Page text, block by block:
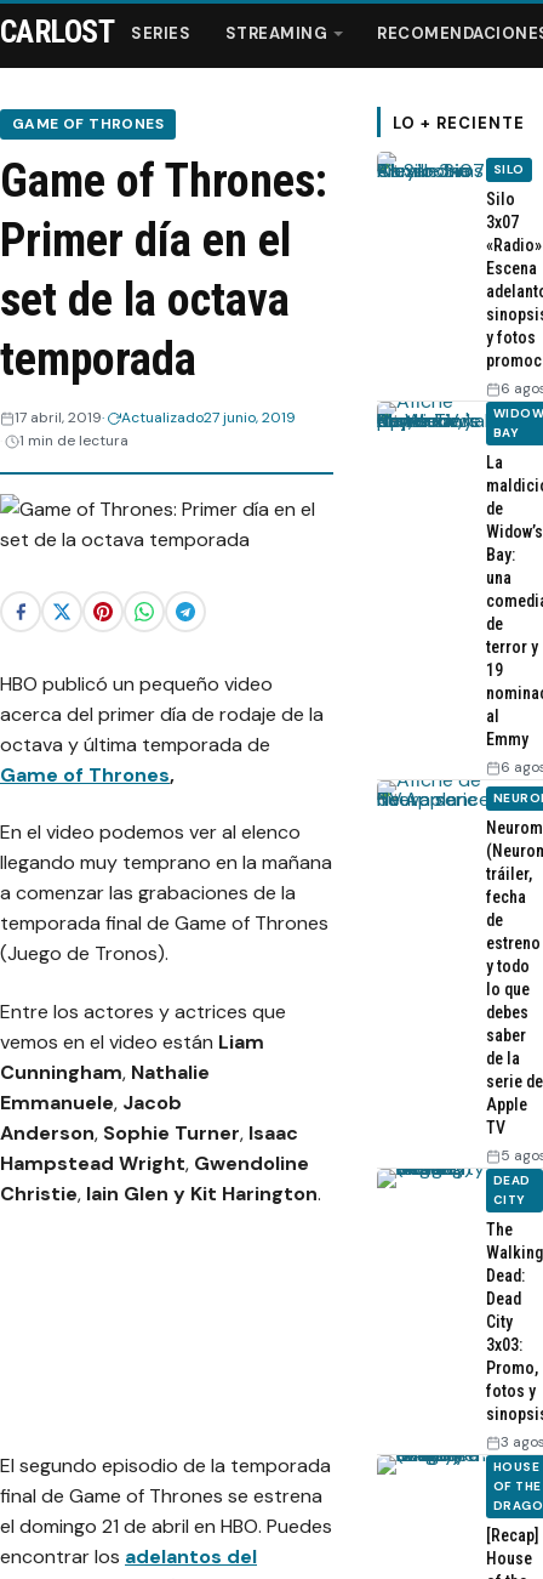
Series
Streaming
Recomendaciones
Videos
Webisodios
CARLOST SERIES STREAMING
GAME OF THRONES
Game of Thrones:
Primer día en el
set de la octava
temporada
17 abril, 2019 Actualizado27 junio, 2019
1 min de lectura
HBO publicó un pequeño video
acerca del primer día de rodaje de la
octava y última temporada de
Game of Thrones,
En el video podemos ver al elenco
llegando muy temprano en la mañana
a comenzar las grabaciones de la
temporada final de Game of Thrones
(Juego de Tronos).
Entre los actores y actrices que
vemos en el video están Liam
Cunningham, Nathalie
Emmanuele, Jacob
Anderson, Sophie Turner, Isaac
Hampstead Wright, Gwendoline
Christie, Iain Glen y Kit Harington.
El segundo episodio de la temporada
final de Game of Thrones se estrena
el domingo 21 de abril en HBO. Puedes
encontrar los adelantos del
LO + RECIENTE
SILO
Silo
3x07
Escena
y fotos
6
BAY
La
de
Widow’s
Bay:
una
de
terror y
19
al
Emmy
6
tráiler,
fecha
de
estreno
y todo
lo que
debes
saber
de la
serie de
Apple
TV
5
DEAD
CITY
The
Walking
Dead:
Dead
City
3x03:
Promo,
fotos y
3
HOUSE
OF THE
[Recap]
House